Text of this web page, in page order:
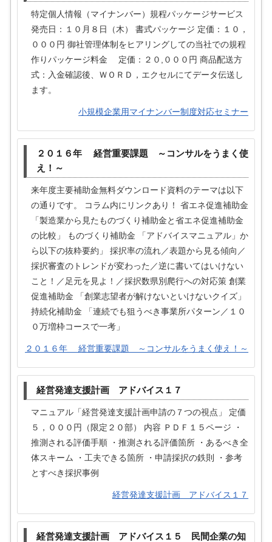
特定個人情報（マイナンバー）規程パッケージサービス
発売日：１０月８日（木） 書式パッケージ 定価：１０，
０００円 御社管理体制をヒアリングしての当社での規程
作りパッケージ料金 定価：２０,０００円 商品配送方
式：入金確認後、ＷＯＲＤ，エクセルにてデータ伝送し
ます。
小規模企業用マイナンバー制度対応セミナー
２０１６年 経営重要課題 ～コンサルをうまく使
え！～
来年度主要補助金無料ダウンロード資料のテーマは以下
の通りです。 コラム内にリンクあり！ 省エネ促進補助金
「製造業から見たものづくり補助金と省エネ促進補助金
の比較」 ものづくり補助金 「アドバイスマニュアル」か
ら以下の抜粋要約」 採択率の流れ／表題から見る傾向／
採択審査のトレンドが変わった／逆に書いてはいけない
こと！／足元を見よ！／採択数県別爬行への対応策 創業
促進補助金 「創業志望者が解けないといけないクイズ」
持続化補助金 「連続でも狙うべき事業所パターン／１０
０万増枠コースで一考」
２０１６年 経営重要課題 ～コンサルをうまく使え！～
経営発達支援計画 アドバイス１７
マニュアル「経営発達支援計画申請の７つの視点」 定価
５，０００円（限定２０部） 内容 ＰＤＦ１５ページ ・
推測される評価手順 ・推測される評価箇所 ・あるべき全
体スキーム ・工夫できる箇所 ・申請採択の鉄則 ・参考
とすべき採択事例
経営発達支援計画 アドバイス１７
経営発達支援計画 アドバイス１５ 民間企業の知